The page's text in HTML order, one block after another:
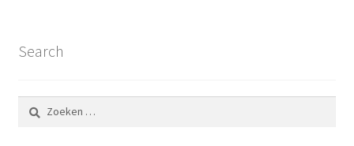
Search
Zoeken
naar: